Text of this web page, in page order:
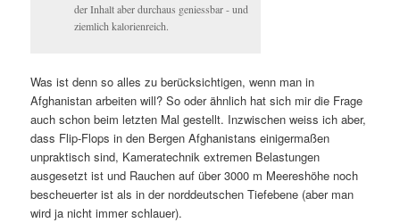
der Inhalt aber durchaus geniessbar - und
ziemlich kalorienreich.
Was ist denn so alles zu berücksichtigen, wenn man in
Afghanistan arbeiten will? So oder ähnlich hat sich mir die Frage
auch schon beim letzten Mal gestellt. Inzwischen weiss ich aber,
dass Flip-Flops in den Bergen Afghanistans einigermaßen
unpraktisch sind, Kameratechnik extremen Belastungen
ausgesetzt ist und Rauchen auf über 3000 m Meereshöhe noch
bescheuerter ist als in der norddeutschen Tiefebene (aber man
wird ja nicht immer schlauer).